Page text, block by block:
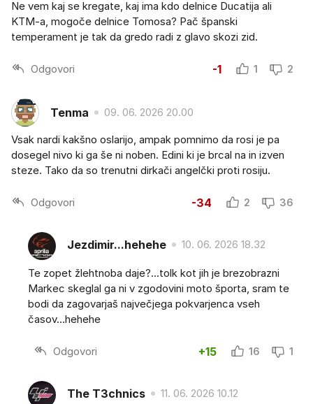
Ne vem kaj se kregate, kaj ima kdo delnice Ducatija ali
KTM-a, mogoče delnice Tomosa? Pač španski
temperament je tak da gredo radi z glavo skozi zid.
Odgovori -1 1 2
Tenma 09. 06. 2026 20.00
Vsak nardi kakšno oslarijo, ampak pomnimo da rosi je pa
dosegel nivo ki ga še ni noben. Edini ki je brcal na in izven
steze. Tako da so trenutni dirkači angelčki proti rosiju.
Odgovori -34 2 36
Jezdimir...hehehe 10. 06. 2026 18.32
Te zopet žlehtnoba daje?...tolk kot jih je brezobrazni
Markec skeglal ga ni v zgodovini moto športa, sram te
bodi da zagovarjaš največjega pokvarjenca vseh
časov...hehehe
Odgovori +15 16 1
The T3chnics 11. 06. 2026 10.12